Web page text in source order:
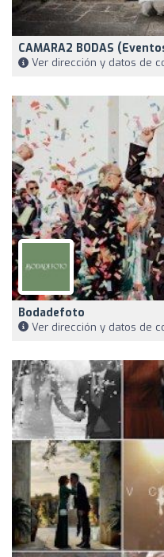
CAMARA2 BODAS
Ver dirección y datos de
Bodadefoto
Ver dirección y datos de